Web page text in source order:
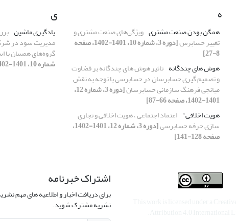
ه
همگن بودن صنعت مشتری ویژگی‌های صنعت مشتری و
تغییر حسابرس [دوره 3، شماره 10، 1401-1402، صفحه
8-27]
هوش های چندگانه تاثیر هوش های چندگانه بر قضاوت
و تصمیم گیری حسابرسان در حسابرسی با توجه به نقش
میانجی فرهنگ سازمانی حسابرسان [دوره 3، شماره 12،
1401-1402، صفحه 66-87]
هویت اخلاقی" اعتماد اجتماعی ، هویت اخلاقی و تجاری
سازی حرفه حسابرسی [دوره 3، شماره 12، 1401-1402،
صفحه 128-141]
ی
یادگیری ماشین
مدیریت سود در
گروه‌های همسان با
شماره 10، 1401-1402، صفحه 56-71]
اشتراک خبرنامه
برای دریافت اخبار و اطلاعیه های مهم
نشریه مشترک شوید.